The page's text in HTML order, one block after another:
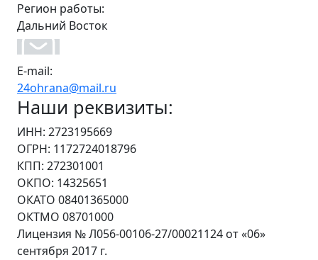
Регион работы:
Дальний Восток
E-mail:
24ohrana@mail.ru
Наши реквизиты:
ИНН: 2723195669
ОГРН: 1172724018796
КПП: 272301001
ОКПО: 14325651
ОКАТО 08401365000
ОКТМО 08701000
Лицензия № Л056-00106-27/00021124 от «06»
сентября 2017 г.